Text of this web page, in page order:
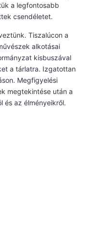
a legfontosabb
csendéletet.
Tiszalúcon a
alkotásai
kisbuszával
a tárlatra. Izgatottan
Megfigyelési
megtekintése után a
és az élményeikről.